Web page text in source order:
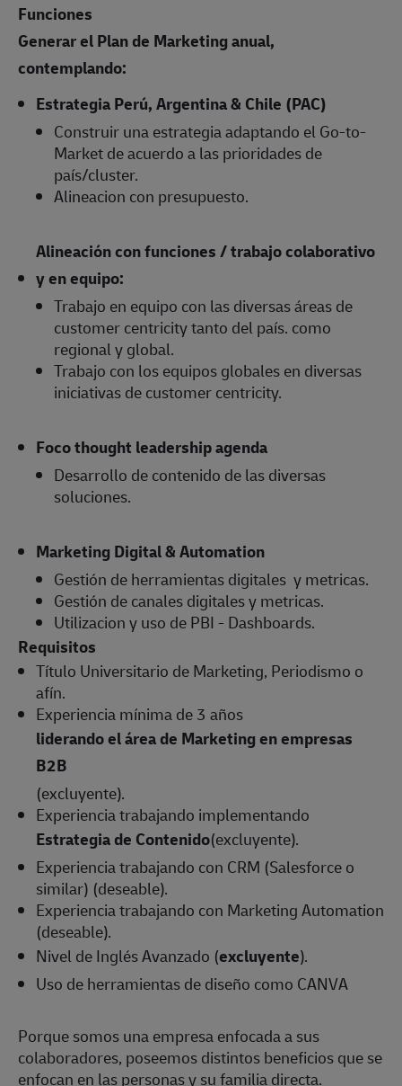
Funciones
Generar el Plan de Marketing anual,
contemplando:
Estrategia Perú, Argentina & Chile (PAC)
Construir una estrategia adaptando el Go-to-
Market de acuerdo a las prioridades de
país/cluster.
Alineacion con presupuesto.
Alineación con funciones / trabajo colaborativo
y en equipo:
Trabajo en equipo con las diversas áreas de
customer centricity tanto del país. como
regional y global.
Trabajo con los equipos globales en diversas
iniciativas de customer centricity.
Foco thought leadership agenda
Desarrollo de contenido de las diversas
soluciones.
Marketing Digital & Automation
Gestión de herramientas digitales y metricas.
Gestión de canales digitales y metricas.
Utilizacion y uso de PBI - Dashboards.
Requisitos
Título Universitario de Marketing, Periodismo o
afín.
Experiencia mínima de 3 años
liderando el área de Marketing en empresas
B2B
(excluyente).
Experiencia trabajando implementando
Estrategia de Contenido(excluyente).
Experiencia trabajando con CRM (Salesforce o
similar) (deseable).
Experiencia trabajando con Marketing Automation
(deseable).
Nivel de Inglés Avanzado (excluyente).
Uso de herramientas de diseño como CANVA
Porque somos una empresa enfocada a sus
colaboradores, poseemos distintos beneficios que se
enfocan en las personas y su familia directa.